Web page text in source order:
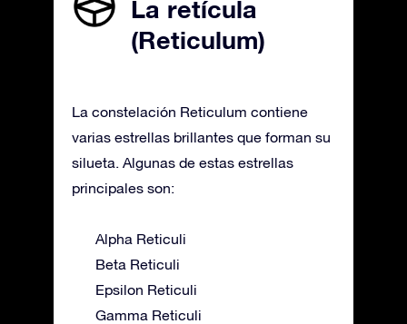
La retícula
(Reticulum)
La constelación Reticulum contiene
varias estrellas brillantes que forman su
silueta. Algunas de estas estrellas
principales son:
Alpha Reticuli
Beta Reticuli
Epsilon Reticuli
Gamma Reticuli